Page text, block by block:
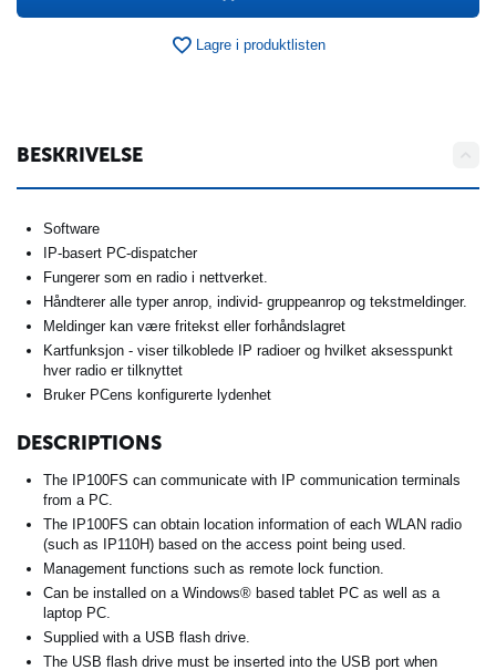
Lagre i produktlisten
BESKRIVELSE
Software
IP-basert PC-dispatcher
Fungerer som en radio i nettverket.
Håndterer alle typer anrop, individ- gruppeanrop og tekstmeldinger.
Meldinger kan være fritekst eller forhåndslagret
Kartfunksjon - viser tilkoblede IP radioer og hvilket aksesspunkt
hver radio er tilknyttet
Bruker PCens konfigurerte lydenhet
DESCRIPTIONS
The IP100FS can communicate with IP communication terminals
from a PC.
The IP100FS can obtain location information of each WLAN radio
(such as IP110H) based on the access point being used.
Management functions such as remote lock function.
Can be installed on a Windows® based tablet PC as well as a
laptop PC.
Supplied with a USB flash drive.
The USB flash drive must be inserted into the USB port when